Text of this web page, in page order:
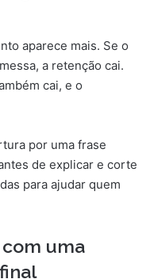
aparece mais. Se o
a retenção cai.
cai, e o
por uma frase
de explicar e corte
para ajudar quem
uma